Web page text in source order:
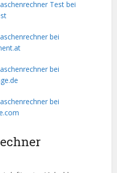
Test bei
bei
bei
bei